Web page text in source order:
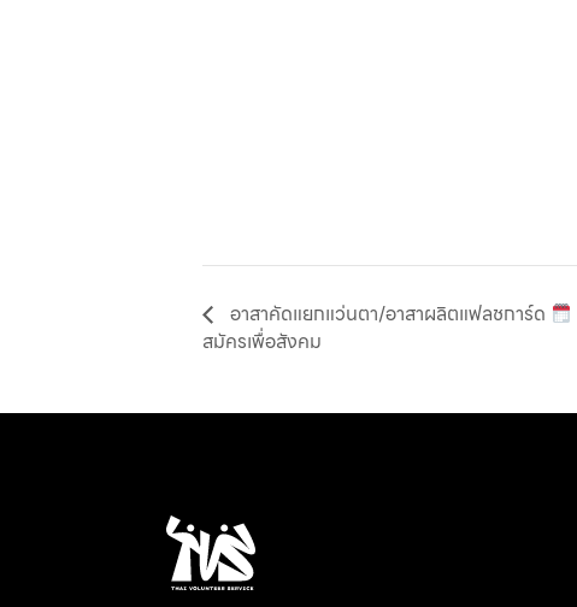
อาสาคัดแยกแว่นตา/อาสาผลิตแฟลชการ์ด
สมัครเพื่อสังคม